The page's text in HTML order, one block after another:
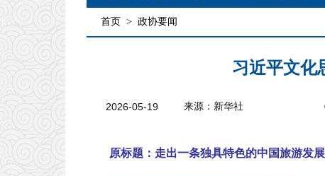
首页 > 政协要闻
习近平文化
2026-05-19 来源：新华社
原标题：走出一条独具特色的中国旅游